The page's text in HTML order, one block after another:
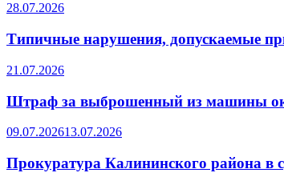
28.07.2026
Типичные нарушения, допускаемые
21.07.2026
Штраф за выброшенный из машины
09.07.202613.07.2026
Прокуратура Калининского района в